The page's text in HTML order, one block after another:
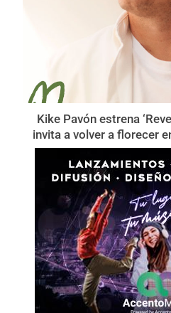
Kike Pavón estrena
invita a volver a florecer